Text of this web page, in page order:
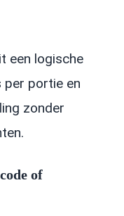
een logische
per portie en
zonder
of